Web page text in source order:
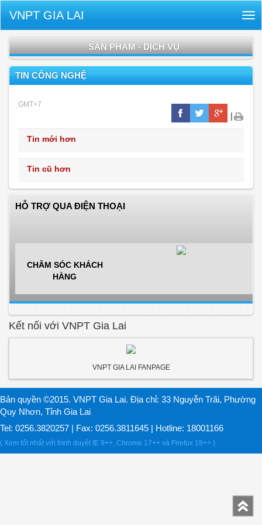
VNPT GIA LAI
SẢN PHẨM - DỊCH VỤ
TIN CÔNG NGHỆ
GMT+7
|
Tin mới hơn
Tin cũ hơn
HỖ TRỢ QUA ĐIỆN THOẠI
CHĂM SÓC KHÁCH
HÀNG
Kết nối với VNPT Gia Lai
VNPT GIA LAI FANPAGE
Bản quyền ©2015. VNPT Gia Lai. Địa chỉ: 33 Nguyễn Trãi, Phường
Quy Nhơn, Tỉnh Gia Lai
Tel: 0256.3820257 | Fax: 0256.3811645 | Hotline: 18001166
( Xem tốt nhất với trình duyệt IE 9++, Chrome 17++ và Firefox 18++ )